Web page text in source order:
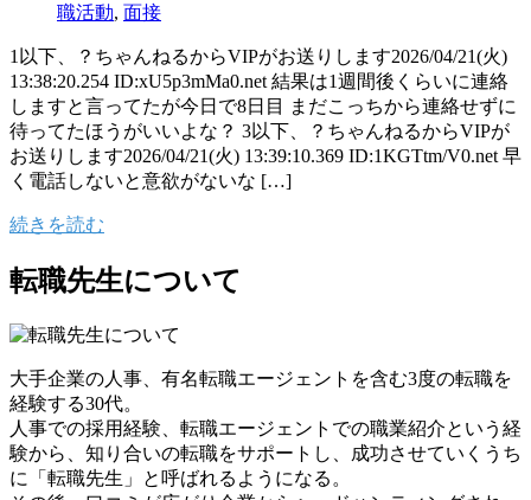
職活動, 面接
1以下、？ちゃんねるからVIPがお送りします2026/04/21(火)
13:38:20.254 ID:xU5p3mMa0.net 結果は1週間後くらいに連絡
しますと言ってたが今日で8日目 まだこっちから連絡せずに
待ってたほうがいいよな？ 3以下、？ちゃんねるからVIPが
お送りします2026/04/21(火) 13:39:10.369 ID:1KGTtm/V0.net 早
く電話しないと意欲がないな […]
続きを読む
転職先生について
大手企業の人事、有名転職エージェントを含む3度の転職を
経験する30代。
人事での採用経験、転職エージェントでの職業紹介という経
験から、知り合いの転職をサポートし、成功させていくうち
に「転職先生」と呼ばれるようになる。